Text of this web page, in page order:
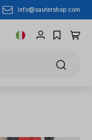
info@sautershop.com